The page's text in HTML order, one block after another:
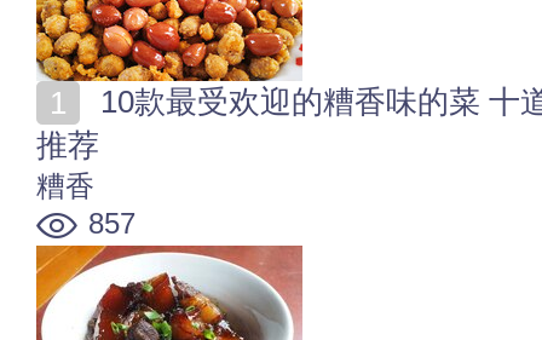
推荐
糟香
857